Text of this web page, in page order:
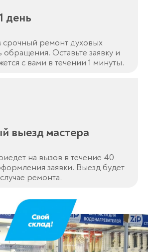
день
срочный ремонт духовых
Оставьте заявку и
с вами в течении 1 минуты.
выезд мастера
на вызов в течение 40
заявки. Выезд будет
ремонта.